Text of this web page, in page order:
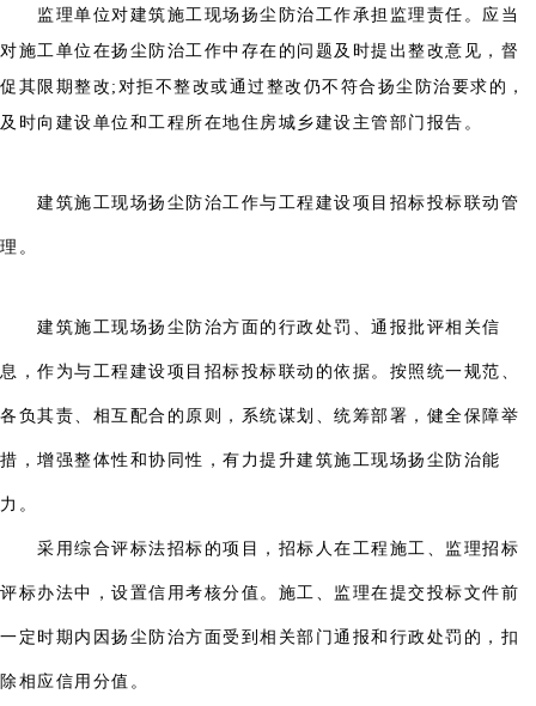
监理单位对建筑施工现场扬尘防治工作承担监理责任。应当
对施工单位在扬尘防治工作中存在的问题及时提出整改意见，督
促其限期整改;对拒不整改或通过整改仍不符合扬尘防治要求的，
及时向建设单位和工程所在地住房城乡建设主管部门报告。
建筑施工现场扬尘防治工作与工程建设项目招标投标联动管
理。
建筑施工现场扬尘防治方面的行政处罚、通报批评相关信
息，作为与工程建设项目招标投标联动的依据。按照统一规范、
各负其责、相互配合的原则，系统谋划、统筹部署，健全保障举
措，增强整体性和协同性，有力提升建筑施工现场扬尘防治能
力。
采用综合评标法招标的项目，招标人在工程施工、监理招标
评标办法中，设置信用考核分值。施工、监理在提交投标文件前
一定时期内因扬尘防治方面受到相关部门通报和行政处罚的，扣
除相应信用分值。